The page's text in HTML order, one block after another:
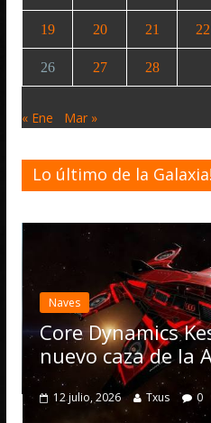
19 20 21 22
26 27 28
« Ene Mar »
Lo último de la Galaxia!
Naves
Core Dynamics
nuevo caza de la
12 julio, 2026 Txus 0